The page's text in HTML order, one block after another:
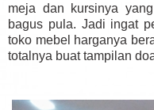
meja dan kursinya
bagus pula. Jadi ingat
toko mebel harganya
totalnya buat tampilan